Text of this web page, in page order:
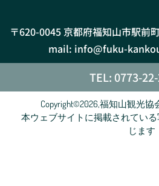
〒620-0045 京都府福知山市駅前
mail: info@fuku-
TEL: 0773-
Copyright©2026,福知山観光協
本ウェブサイトに掲載されてい
じます